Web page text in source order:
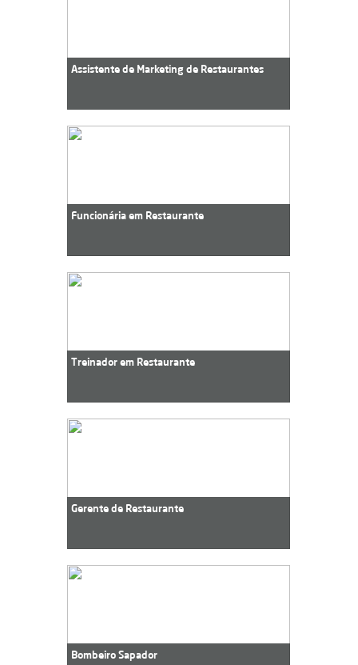
Assistente de Marketing de Restaurantes
Funcionária em Restaurante
Treinador em Restaurante
Gerente de Restaurante
Bombeiro Sapador